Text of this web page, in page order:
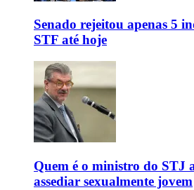
Senado rejeitou apenas 5
STF até hoje
Quem é o ministro do STJ
assediar sexualmente jovem